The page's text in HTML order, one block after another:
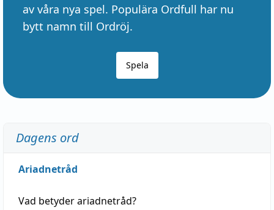
av våra nya spel. Populära Ordfull har nu
bytt namn till Ordröj.
Spela
Dagens ord
Ariadnetråd
Vad betyderariadnetråd?